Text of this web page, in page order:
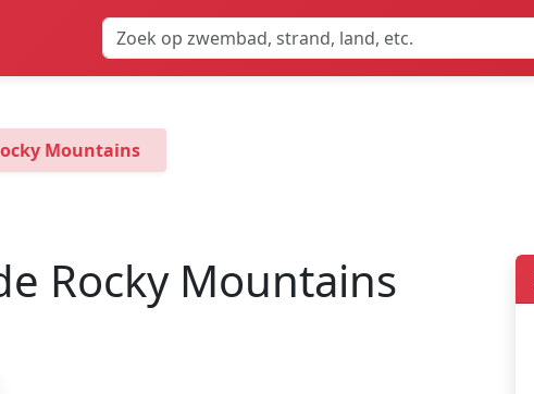
Mountains
Rocky Mountains